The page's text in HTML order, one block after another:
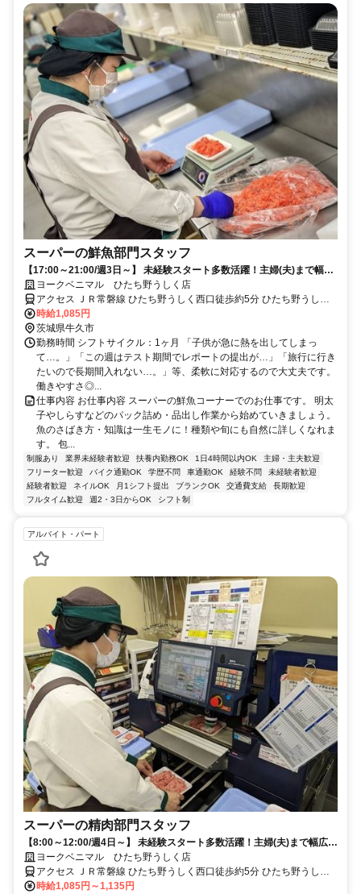
スーパーの鮮魚部門スタッフ
【17:00～21:00/週3日～】 未経験スタート多数活躍！主婦(夫)まで幅広
い層が在籍★
ヨークベニマル ひたち野うしく店
アクセス ＪＲ常磐線 ひたち野うしく西口徒歩約5分 ひたち野うしく
駅(JR在来線)5分
時給1,085円
茨城県牛久市
勤務時間 シフトサイクル：1ヶ月 「子供が急に熱を出してしまっ
て…。」「この週はテスト期間でレポートの提出が…」「旅行に行き
たいので長期間入れない…。」等、柔軟に対応するので大丈夫です。
働きやすさ◎...
仕事内容 お仕事内容 スーパーの鮮魚コーナーでのお仕事です。 明太
子やしらすなどのパック詰め・品出し作業から始めていきましょう。
魚のさばき方・知識は一生モノに！種類や旬にも自然に詳しくなれま
す。 包...
制服あり 業界未経験者歓迎 扶養内勤務OK 1日4時間以内OK
主婦・主夫歓迎
フリーター歓迎
バイク通勤OK 学歴不問 車通勤OK 経験不問
未経験者歓迎
経験者歓迎
ネイルOK 月1シフト提出 ブランクOK 交通費支給
長期歓迎
フルタイム歓迎
週2・3日からOK シフト制
アルバイト・パート
スーパーの精肉部門スタッフ
【8:00～12:00/週4日～】 未経験スタート多数活躍！主婦(夫)まで幅広い
層が在籍★
ヨークベニマル ひたち野うしく店
アクセス ＪＲ常磐線 ひたち野うしく西口徒歩約5分 ひたち野うしく
駅(JR在来線)5分
時給1,085円～1,135円